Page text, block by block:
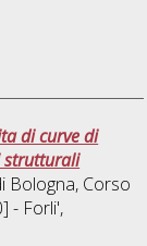
di curve di
strutturali
Bologna, Corso
- Forli',